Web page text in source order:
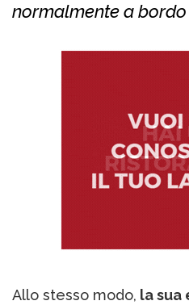
normalmente a
Allo stesso modo, la